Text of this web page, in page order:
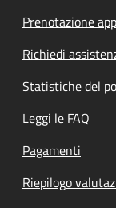
Prenotazione
Richiedi
Statistiche del
Leggi le FAQ
Pagamenti
Riepilogo